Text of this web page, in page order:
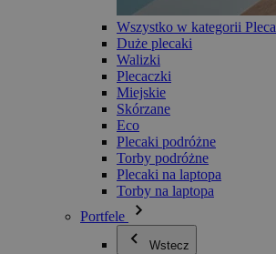
Wszystko w kategorii
Duże plecaki
Walizki
Plecaczki
Miejskie
Skórzane
Eco
Plecaki podróżne
Torby podróżne
Plecaki na laptopa
Torby na laptopa
Portfele
Wstecz